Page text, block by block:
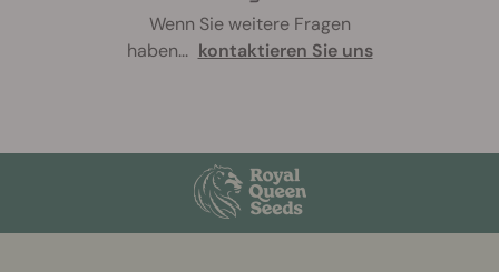
Wenn Sie weitere Fragen
haben... kontaktieren Sie uns